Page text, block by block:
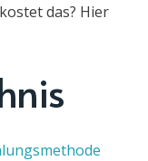
das? Hier